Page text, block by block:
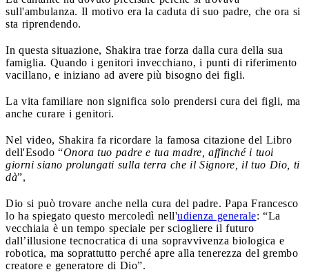
sull'ambulanza. Il motivo era la caduta di suo padre, che ora si
sta riprendendo.
In questa situazione, Shakira trae forza dalla cura della sua
famiglia. Quando i genitori invecchiano, i punti di riferimento
vacillano, e iniziano ad avere più bisogno dei figli.
La vita familiare non significa solo prendersi cura dei figli, ma
anche curare i genitori.
Nel video, Shakira fa ricordare la famosa citazione del Libro
dell'Esodo “Onora tuo padre e tua madre, affinché i tuoi
giorni siano prolungati sulla terra che il Signore, il tuo Dio, ti
dà”,
Dio si può trovare anche nella cura del padre. Papa Francesco
lo ha spiegato questo mercoledì nell'udienza generale: “La
vecchiaia è un tempo speciale per sciogliere il futuro
dall’illusione tecnocratica di una sopravvivenza biologica e
robotica, ma soprattutto perché apre alla tenerezza del grembo
creatore e generatore di Dio”.